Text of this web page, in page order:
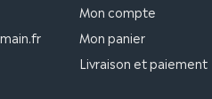
Mon compte
Mon panier
Livraison et paiement